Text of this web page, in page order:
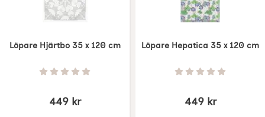
Löpare Hjärtbo 35 x 120 cm
Art. nr 7749 Betyg: 0 Stjärnor av 5
449 kr
Löpare Hepatica 35 x 120 cm
Art. nr 7759 Betyg: 0 Stjärnor
449 kr